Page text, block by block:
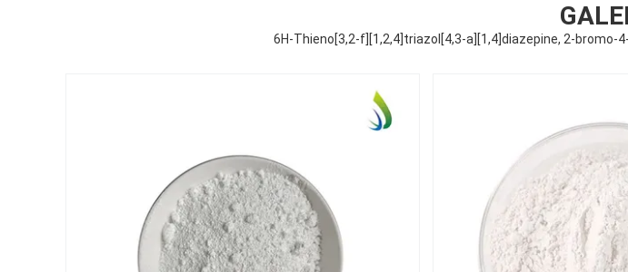
6H-Thieno[3,2-f][1,2,4]triazol[4,3-a][1,4]diazepine, 2-